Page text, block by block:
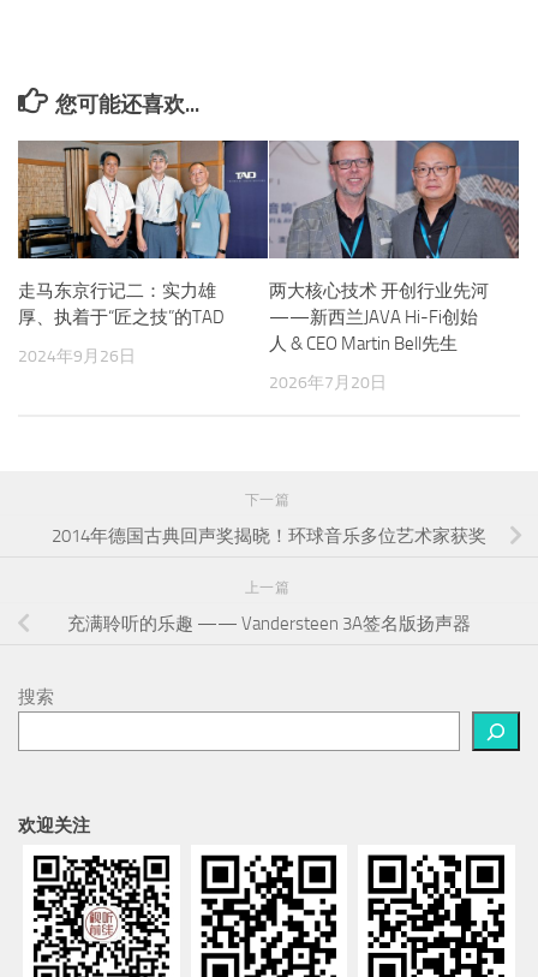
您可能还喜欢...
走马东京行记二：实力雄
厚、执着于“匠之技”的TAD
2024年9月26日
两大核心技术 开创行业先河
——新西兰JAVA Hi-Fi创始
人 & CEO Martin Bell先生
2026年7月20日
下一篇
2014年德国古典回声奖揭晓！环球音乐多位艺术家获奖
上一篇
充满聆听的乐趣 —— Vandersteen 3A签名版扬声器
搜索
欢迎关注